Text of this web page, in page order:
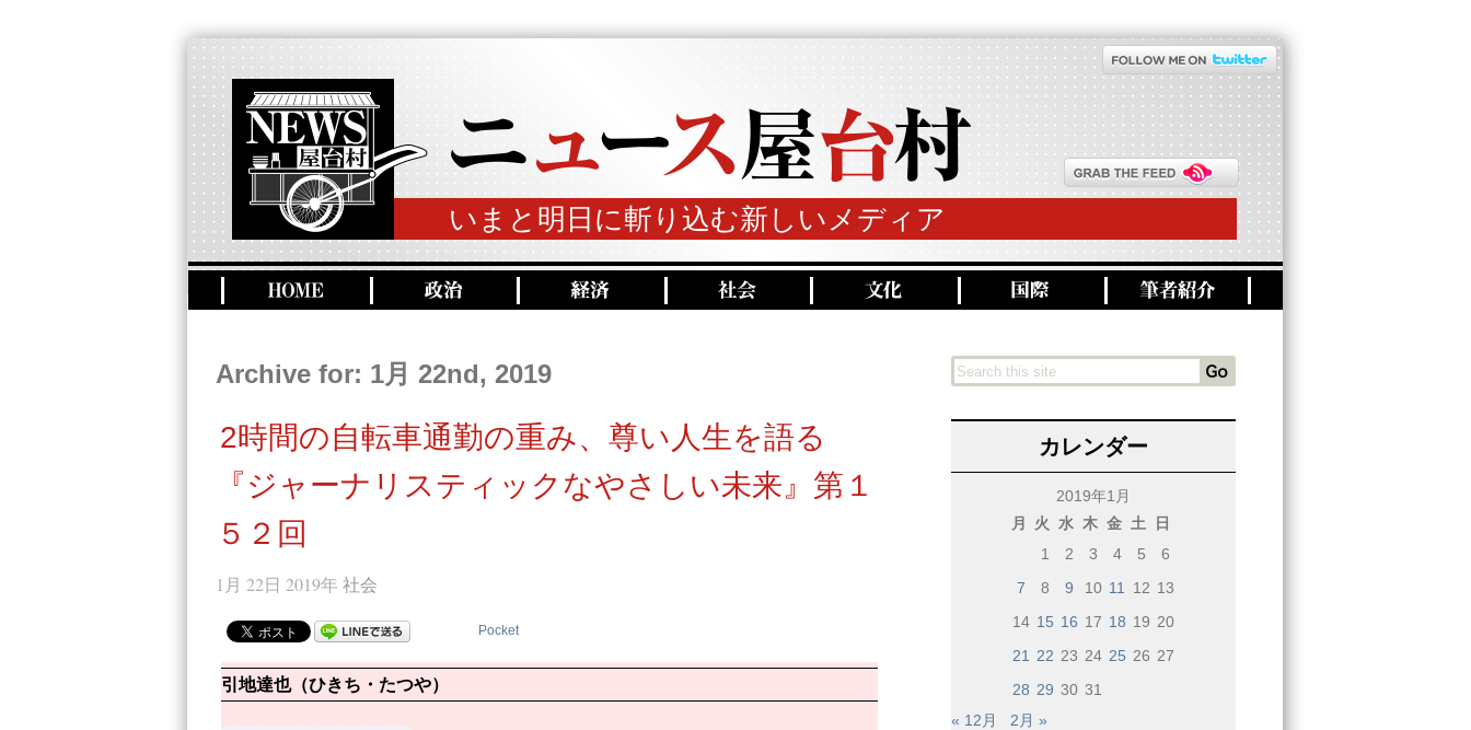
いまと明日に斬り込む新しいメディア
Archive for: 1月 22nd, 2019
2時間の自転車通勤の重み、尊い人生を語る
『ジャーナリスティックなやさしい未来』第１
５２回
1月 22日 2019年 社会
Pocket
引地達也（ひきち・たつや）
カレンダー
2019年1月
月
火 水 木 金 土
日
1
2 3 4 5
6
7
8 9 10 11 12 13
14 15 16 17 18 19 20
21
22 23 24 25 26 27
28 29 30 31
« 12月
2月 »